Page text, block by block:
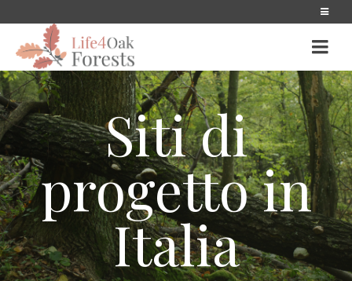
Siti di
progetto in
Italia